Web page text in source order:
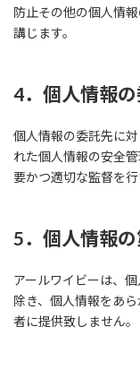
防止その他の個人情
講じます。
4．個人情報
個人情報の委託先に
れた個人情報の安全
要かつ適切な監督を行
5．個人情報
アールワイビーは、
除き、個人情報をあ
者に提供致しません。